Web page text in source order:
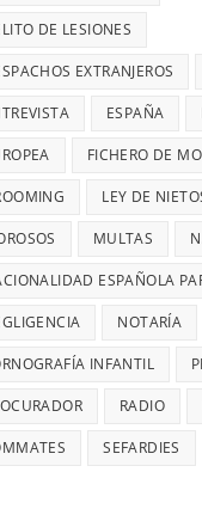
DE LESIONES
EXTRANJEROS
ESPAÑA
FICHERO DE
LEY DE
MULTAS
ESPAÑOLA
NOTARÍA
INFANTIL
RADIO
SEFARDIES